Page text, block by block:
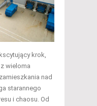
krok,
wieloma
nad
starannego
i chaosu. Od